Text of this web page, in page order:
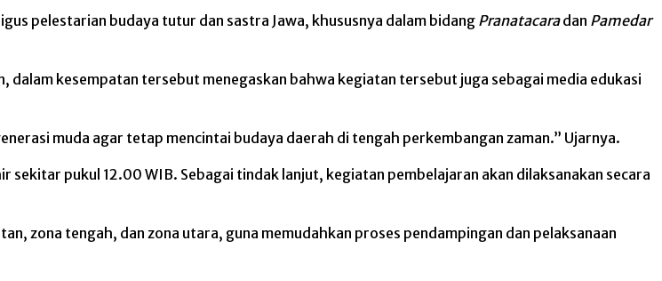
pelestarian budaya tutur dan sastra Jawa, khususnya dalam bidang Pranatacaradan Pamedar
dalam kesempatan tersebut menegaskan bahwa kegiatan tersebut juga sebagai media edukasi
muda agar tetap mencintai budaya daerah di tengah perkembangan zaman.” Ujarnya.
pukul 12.00 WIB. Sebagai tindak lanjut, kegiatan pembelajaran akan dilaksanakan secara
zona tengah, dan zona utara, guna memudahkan proses pendampingan dan pelaksanaan